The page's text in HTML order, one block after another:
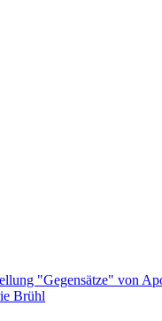
"Gegensätze" von
Brühl